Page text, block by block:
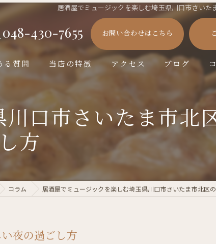
居酒屋でミュージックを楽しむ埼玉県川口市さい
048-430-7655 お問い合わせはこちら
る質問 当店の特徴
飲み放題
ちょい飲み
アクセス ブログ
口市さいたま市北
方
コラム 居酒屋でミュージックを楽しむ埼玉県川口市さいたま市北区
夜の過ごし方